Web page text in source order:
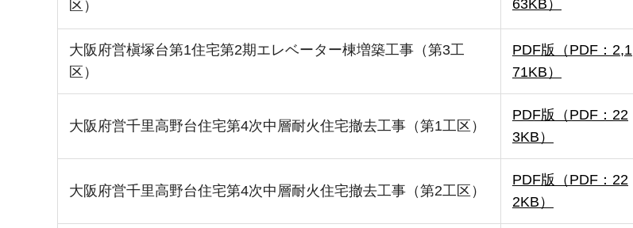
区）
63KB）
大阪府営槇塚台第1住宅第2期エレベーター棟増築工事（第3工
区）
PDF版（PDF：2,1
71KB）
大阪府営千里高野台住宅第4次中層耐火住宅撤去工事（第1工区）
PDF版（PDF：22
3KB）
大阪府営千里高野台住宅第4次中層耐火住宅撤去工事（第2工区）
PDF版（PDF：22
2KB）